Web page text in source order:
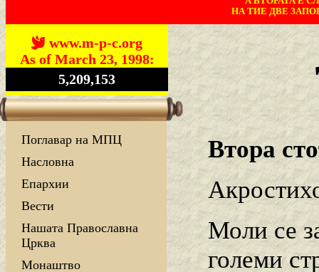
НА ТИЕ ДВЕ
www.m-p-c.org
As of March 23, 1998:
5,209,153
Поглавар на МПЦ
Насловна
Епархии
Вести
Нашата Православна
Црква
Монаштво
Втора
Моли се
големи